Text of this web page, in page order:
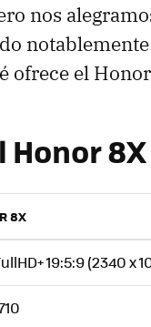
nos
ofrece el
8X
8X
19:5:9 (2340 x